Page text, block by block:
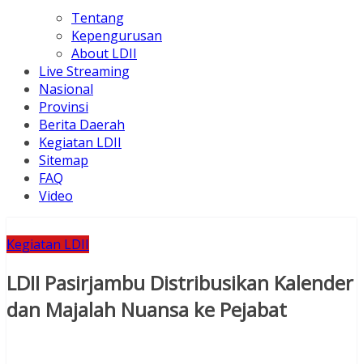
Tentang
Kepengurusan
About LDII
Live Streaming
Nasional
Provinsi
Berita Daerah
Kegiatan LDII
Sitemap
FAQ
Video
Kegiatan LDII
LDII Pasirjambu Distribusikan Kalender
dan Majalah Nuansa ke Pejabat